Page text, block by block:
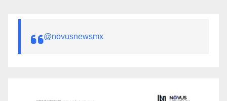
@novusnewsmx